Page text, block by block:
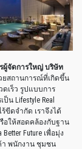
ผู้จัดการใหญ่ บริษัท
ยสถานการณ์ที่เกิดขึ้น
เร็ว รูปแบบการ
ป็น Lifestyle Real
ร้ขีดจำกัด เราจึงได้
อให้สอดคล้องกับฐาน
Better Future เพื่อมุ่ง
า พนักงาน ชุมชน